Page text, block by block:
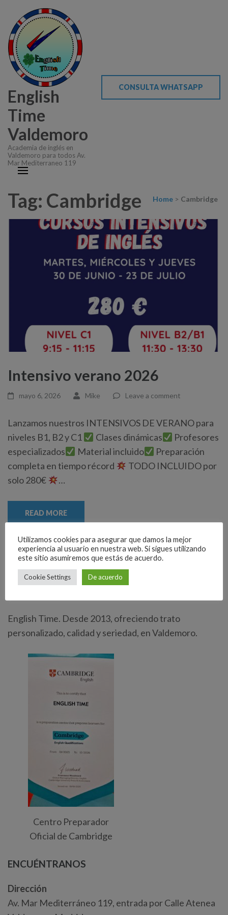
English
Time
Valdemoro
Academia de inglés en
Valdemoro para todos Av.
Mar Mediterraneo 119
CONSULTA WHATSAPP
Tag: Cambridge Home > Cambridge
Intensivo verano 2026
mayo 6, 2026 Mike Leave a comment
Lanzamos nuestros INTENSIVOS DE VERANO para
niveles B1, B2 y C1
Clases dinámicas
Profesores
especializados
Material incluido
Preparación
completa en tiempo récord
TODO INCLUIDO por
solo 280€
…
READ MORE
English Time. Desde 2013, ofreciendo trato
personalizado, calidad y seriedad, en Valdemoro.
Centro Preparador
Oficial de Cambridge
ENCUÉNTRANOS
Dirección
Av. Mar Mediterráneo 119, entrada por Calle Atenea
Utilizamos cookies para asegurar que damos la mejor
experiencia al usuario en nuestra web. Si sigues utilizando
este sitio asumiremos que estás de acuerdo.
Cookie Settings De acuerdo